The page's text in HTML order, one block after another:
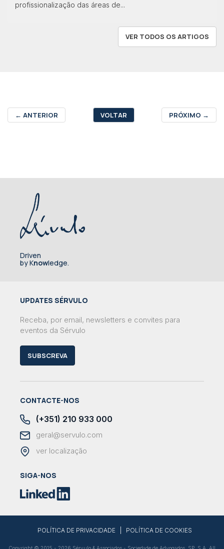
profissionalização das áreas de...
VER TODOS OS ARTIGOS
← ANTERIOR VOLTAR PRÓXIMO →
Driven
by Knowledge.
UPDATES SÉRVULO
Receba, por email, newsletters e convites para
eventos da Sérvulo
SUBSCREVA
CONTACTE-NOS
(+351) 210 933 000
geral@servulo.com
ver localização
SIGA-NOS
POLÍTICA DE PRIVACIDADE POLÍTICA DE COOKIES